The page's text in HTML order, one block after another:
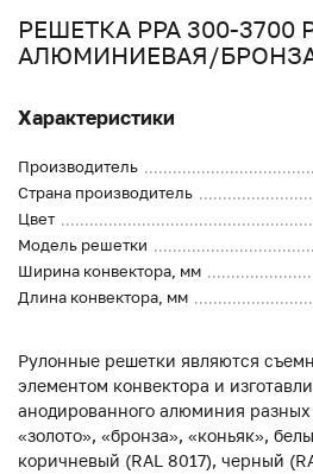
РЕШЕТКА PPA 300-3700
АЛЮМИНИЕВАЯ/
Характеристики
Производитель
Страна производитель
Цвет
Модель решетки
Ширина конвектора, мм
Длина конвектора, мм
Рулонные решетки являются
элементом конвектора и
анодированного алюминия разных
«золото», «бронза», «коньяк»,
коричневый (RAL 8017), черный